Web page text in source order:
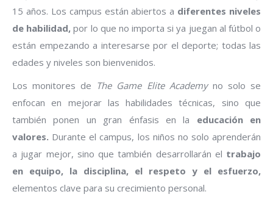
15 años. Los campus están abiertos a diferentes niveles
de habilidad,por lo que no importa si ya juegan al fútbol o
están empezando a interesarse por el deporte; todas las
edades y niveles son bienvenidos.
Los monitores de The Game Elite Academyno solo se
enfocan en mejorar las habilidades técnicas, sino que
también ponen un gran énfasis en la educación en
valores. Durante el campus, los niños no solo aprenderán
a jugar mejor, sino que también desarrollarán el trabajo
en equipo, la disciplina, el respeto y el esfuerzo,
elementos clave para su crecimiento personal.